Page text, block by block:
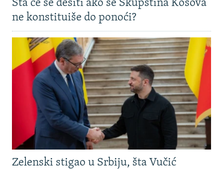
Šta će se desiti ako se Skupština Kosova
ne konstituiše do ponoći?
Zelenski stigao u Srbiju, šta Vučić